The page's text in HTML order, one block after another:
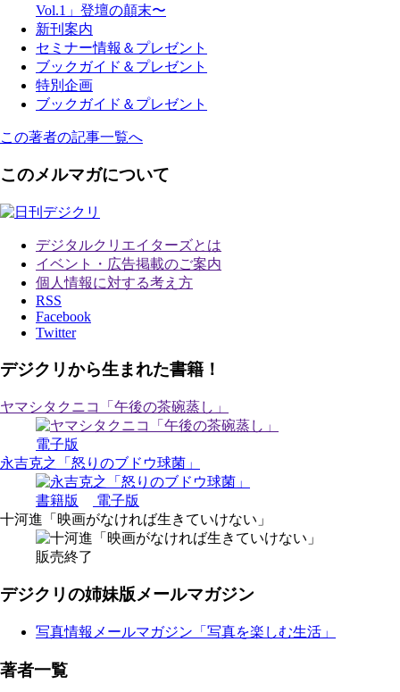
Vol.1」登壇の顛末〜
新刊案内
セミナー情報＆プレゼント
ブックガイド＆プレゼント
特別企画
ブックガイド＆プレゼント
この著者の記事一覧へ
このメルマガについて
デジタルクリエイターズとは
イベント・広告掲載のご案内
個人情報に対する考え方
RSS
Facebook
Twitter
デジクリから生まれた書籍！
ヤマシタクニコ「午後の茶碗蒸し」
電子版
永吉克之「怒りのブドウ球菌」
書籍版
電子版
十河進「映画がなければ生きていけない」
販売終了
デジクリの姉妹版メールマガジン
写真情報メールマガジン「写真を楽しむ生活」
著者一覧